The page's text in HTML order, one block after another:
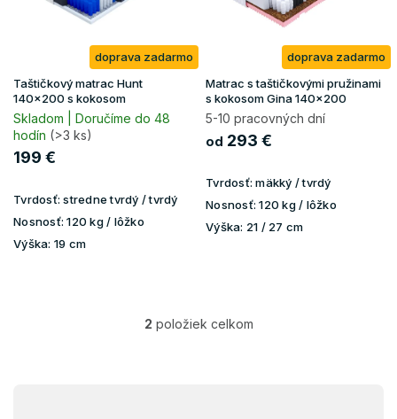
u
k
t
o
v
doprava zadarmo
Taštičkový matrac Hunt
140x200 s kokosom
Skladom | Doručíme do 48
hodín (>3 ks)
199 €
Tvrdosť: stredne tvrdý / tvrdý
Nosnosť: 120 kg / lôžko
Výška: 19 cm
doprava zadarmo
Matrac s taštičkovými pružinami
s kokosom Gina 140x200
5-10 pracovných dní
od 293 €
Tvrdosť: mäkký / tvrdý
Nosnosť: 120 kg / lôžko
Výška: 21 / 27 cm
O
2 položiek celkom